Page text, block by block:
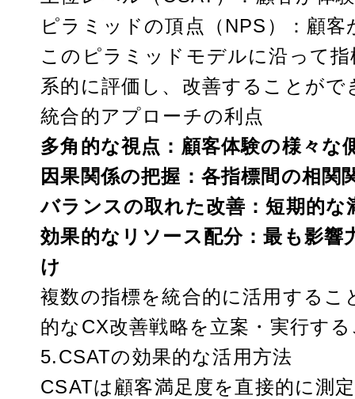
ピラミッドの頂点（NPS）：顧
このピラミッドモデルに沿って
系的に評価し、改善することがで
統合的アプローチの利点
多角的な視点：顧客体験の様々な
因果関係の把握：各指標間の相
バランスの取れた改善：短期的
効果的なリソース配分：最も影
け
複数の指標を統合的に活用する
的なCX改善戦略を立案・実行す
5.CSATの効果的な活用方法
CSATは顧客満足度を直接的に測